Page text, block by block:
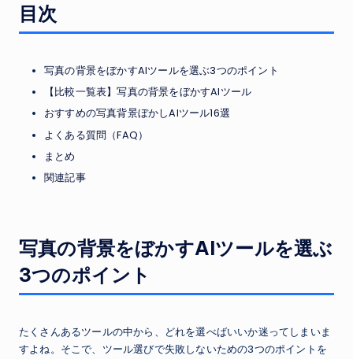
目次
写真の背景をぼかすAIツールを選ぶ3つのポイント
【比較一覧表】写真の背景をぼかすAIツール
おすすめの写真背景ぼかしAIツール16選
よくある質問（FAQ）
まとめ
関連記事
写真の背景をぼかすAIツールを選ぶ
3つのポイント
たくさんあるツールの中から、どれを選べばいいか迷ってしまいま
すよね。そこで、ツール選びで失敗しないための3つのポイントを